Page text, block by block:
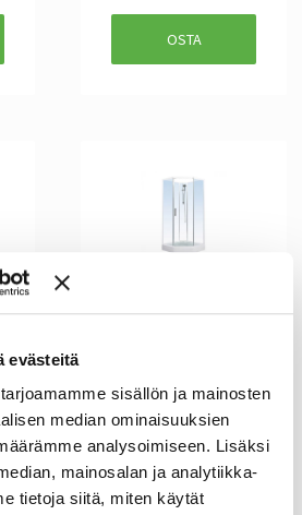
evästeitä
sisällön ja mainosten
median ominaisuuksien
analysoimiseen. Lisäksi
mainosalan ja analytiikka-
tietoja siitä, miten käytät
OSTA
Elsa 90 x 90 x 205
OSTA